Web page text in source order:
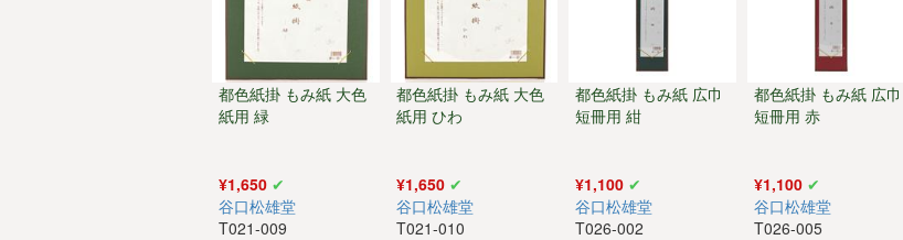
都色紙掛 もみ紙 大色
紙用 緑
¥1,650
谷口松雄堂
T021-009
都色紙掛 もみ紙 大色
紙用 ひわ
¥1,650
谷口松雄堂
T021-010
都色紙掛 もみ紙 広巾
短冊用 紺
¥1,100
谷口松雄堂
T026-002
都色紙掛 もみ紙 広巾
短冊用 赤
¥1,100
谷口松雄堂
T026-005